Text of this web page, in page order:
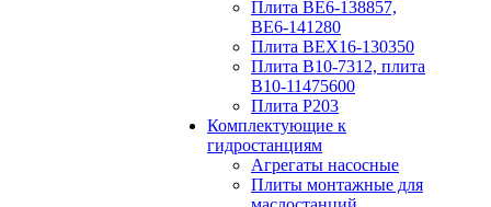
Плита ВЕ6-138857,
ВЕ6-141280
Плита ВЕХ16-130350
Плита В10-7312, плита
В10-11475600
Плита P203
Комплектующие к
гидростанциям
Агрегаты насосные
Плиты монтажные для